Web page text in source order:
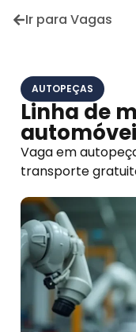
Ir para Vagas
AUTOPEÇAS
Linha de
Vaga em
transporte